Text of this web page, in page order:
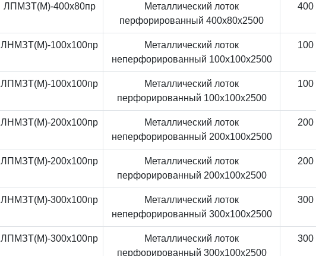
ЛПМЗТ(М)-400x80пр
Металлический лоток
перфорированный 400x80x2500
400
ЛНМЗТ(М)-100x100пр
Металлический лоток
неперфорированный 100x100x2500
100
ЛПМЗТ(М)-100x100пр
Металлический лоток
перфорированный 100x100x2500
100
ЛНМЗТ(М)-200x100пр
Металлический лоток
неперфорированный 200x100x2500
200
ЛПМЗТ(М)-200x100пр
Металлический лоток
перфорированный 200x100x2500
200
ЛНМЗТ(М)-300x100пр
Металлический лоток
неперфорированный 300x100x2500
300
ЛПМЗТ(М)-300x100пр
Металлический лоток
перфорированный 300x100x2500
300